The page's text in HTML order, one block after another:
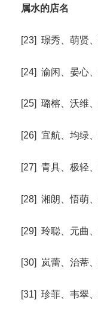
属水的店名
[23] 璟秀、萌贤
[24] 渝闲、晏心
[25] 璐榕、沃维
[26] 宜航、均绿
[27] 青具、极轻
[28] 湘朗、悟萌
[29] 玲聪、元曲
[30] 岚蕾、治蒂
[31] 珍菲、韦翠